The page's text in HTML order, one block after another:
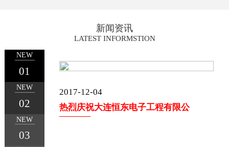
新闻资讯
LATEST INFORMSTION
NEW
01
NEW
02
NEW
03
2017-12-04
热烈庆祝大连恒东电子工程有限公